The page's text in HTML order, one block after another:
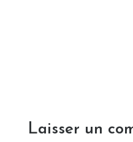
Laisser un